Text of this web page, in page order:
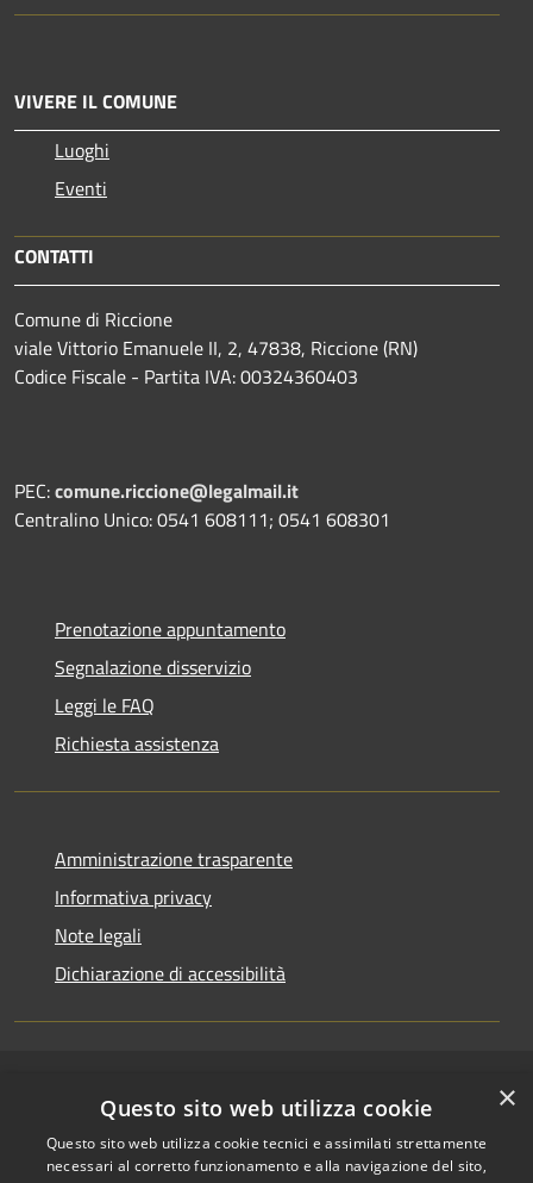
VIVERE IL COMUNE
Luoghi
Eventi
CONTATTI
Comune di Riccione
viale Vittorio Emanuele II, 2, 47838, Riccione (RN)
Codice Fiscale - Partita IVA: 00324360403
PEC:comune.riccione@legalmail.it
Centralino Unico: 0541 608111; 0541 608301
Prenotazione appuntamento
Segnalazione disservizio
Leggi le FAQ
Richiesta assistenza
Amministrazione trasparente
Informativa privacy
Note legali
Dichiarazione di accessibilità
Accessibilità
Privacy
Copyright © 2026 • Comune di
Riccione • Powered by
Municipium•Accesso
×
Questo sito web utilizza cookie
Questo sito web utilizza cookie tecnici e assimilati strettamente
necessari al corretto funzionamento e alla navigazione del sito,